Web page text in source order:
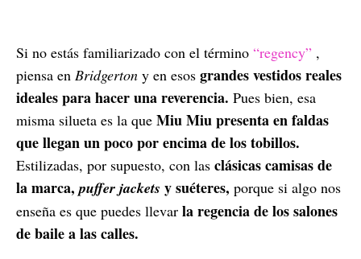
Si no estás familiarizado con el término “regency” ,
piensa en Bridgerton y en esos grandes vestidos reales
ideales para hacer una reverencia. Pues bien, esa
misma silueta es la que Miu Miu presenta en faldas
que llegan un poco por encima de los tobillos.
Estilizadas, por supuesto, con las clásicas camisas de
la marca, puffer jackets y suéteres, porque si algo nos
enseña es que puedes llevar la regencia de los salones
de baile a las calles.